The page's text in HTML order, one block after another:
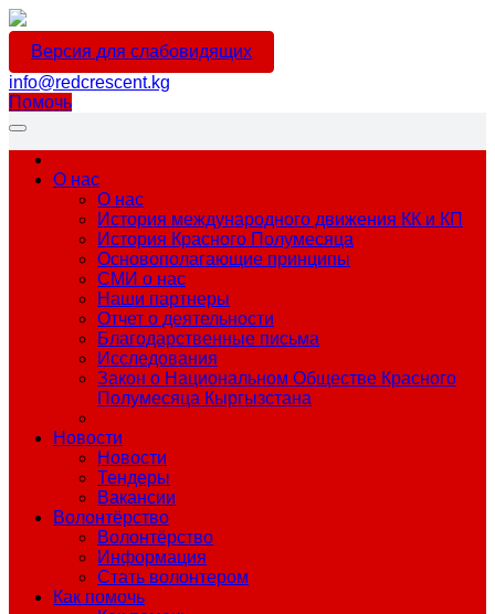
Версия для слабовидящих
info@redcrescent.kg
Помочь
О нас
О нас
История международного движения КК и КП
История Красного Полумесяца
Основополагающие принципы
СМИ о нас
Наши партнеры
Отчет о деятельности
Благодарственные письма
Исследования
Закон о Национальном Обществе Красного
Полумесяца Кыргызстана
Новости
Новости
Тендеры
Вакансии
Волонтёрство
Волонтёрство
Информация
Стать волонтером
Как помочь